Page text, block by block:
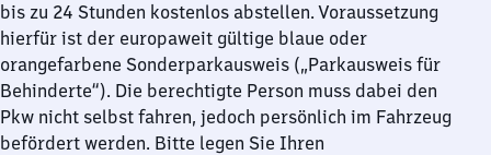
bis zu 24 Stunden kostenlos abstellen. Voraussetzung
hierfür ist der europaweit gültige blaue oder
orangefarbene Sonderparkausweis („Parkausweis für
Behinderte“). Die berechtigte Person muss dabei den
Pkw nicht selbst fahren, jedoch persönlich im Fahrzeug
befördert werden. Bitte legen Sie Ihren